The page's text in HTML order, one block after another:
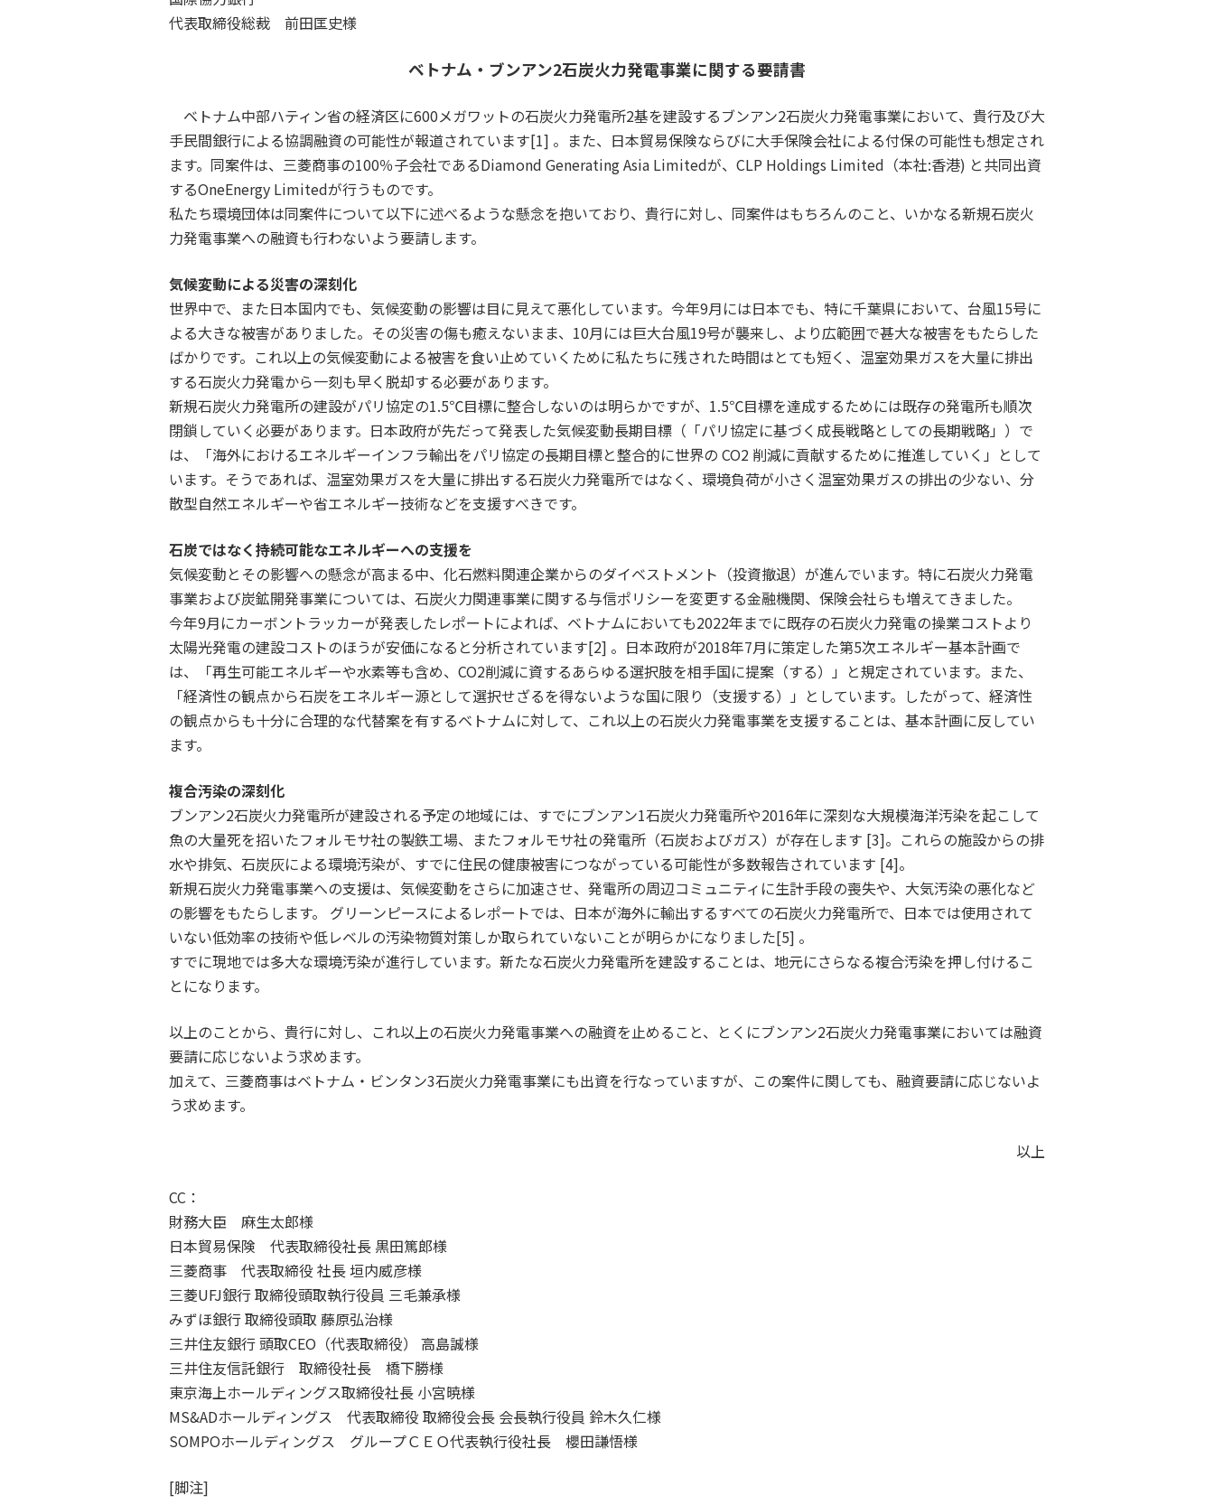
代表取締役総裁 前田匡史様
ベトナム・ブンアン2石炭火力発電事業に関する要請書
ベトナム中部ハティン省の経済区に600メガワットの石炭火力発電所2基を建設するブンアン2石炭火力発電事業において、貴行及び大
手民間銀行による協調融資の可能性が報道されています[1] 。また、日本貿易保険ならびに大手保険会社による付保の可能性も想定され
ます。同案件は、三菱商事の100％子会社であるDiamond Generating Asia Limitedが、CLP Holdings Limited（本社:香港) と共同出資
するOneEnergy Limitedが行うものです。
私たち環境団体は同案件について以下に述べるような懸念を抱いており、貴行に対し、同案件はもちろんのこと、いかなる新規石炭火
力発電事業への融資も行わないよう要請します。
気候変動による災害の深刻化
世界中で、また日本国内でも、気候変動の影響は目に見えて悪化しています。今年9月には日本でも、特に千葉県において、台風15号に
よる大きな被害がありました。その災害の傷も癒えないまま、10月には巨大台風19号が襲来し、より広範囲で甚大な被害をもたらした
ばかりです。これ以上の気候変動による被害を食い止めていくために私たちに残された時間はとても短く、温室効果ガスを大量に排出
する石炭火力発電から一刻も早く脱却する必要があります。
新規石炭火力発電所の建設がパリ協定の1.5℃目標に整合しないのは明らかですが、1.5℃目標を達成するためには既存の発電所も順次
閉鎖していく必要があります。日本政府が先だって発表した気候変動長期目標（「パリ協定に基づく成長戦略としての長期戦略」）で
は、「海外におけるエネルギーインフラ輸出をパリ協定の長期目標と整合的に世界の CO2 削減に貢献するために推進していく」として
います。そうであれば、温室効果ガスを大量に排出する石炭火力発電所ではなく、環境負荷が小さく温室効果ガスの排出の少ない、分
散型自然エネルギーや省エネルギー技術などを支援すべきです。
石炭ではなく持続可能なエネルギーへの支援を
気候変動とその影響への懸念が高まる中、化石燃料関連企業からのダイベストメント（投資撤退）が進んでいます。特に石炭火力発電
事業および炭鉱開発事業については、石炭火力関連事業に関する与信ポリシーを変更する金融機関、保険会社らも増えてきました。
今年9月にカーボントラッカーが発表したレポートによれば、ベトナムにおいても2022年までに既存の石炭火力発電の操業コストより
太陽光発電の建設コストのほうが安価になると分析されています[2] 。日本政府が2018年7月に策定した第5次エネルギー基本計画で
は、「再生可能エネルギーや水素等も含め、CO2削減に資するあらゆる選択肢を相手国に提案（する）」と規定されています。また、
「経済性の観点から石炭をエネルギー源として選択せざるを得ないような国に限り（支援する）」としています。したがって、経済性
の観点からも十分に合理的な代替案を有するベトナムに対して、これ以上の石炭火力発電事業を支援することは、基本計画に反してい
ます。
複合汚染の深刻化
ブンアン2石炭火力発電所が建設される予定の地域には、すでにブンアン1石炭火力発電所や2016年に深刻な大規模海洋汚染を起こして
魚の大量死を招いたフォルモサ社の製鉄工場、またフォルモサ社の発電所（石炭およびガス）が存在します [3]。これらの施設からの排
水や排気、石炭灰による環境汚染が、すでに住民の健康被害につながっている可能性が多数報告されています [4]。
新規石炭火力発電事業への支援は、気候変動をさらに加速させ、発電所の周辺コミュニティに生計手段の喪失や、大気汚染の悪化など
の影響をもたらします。 グリーンピースによるレポートでは、日本が海外に輸出するすべての石炭火力発電所で、日本では使用されて
いない低効率の技術や低レベルの汚染物質対策しか取られていないことが明らかになりました[5] 。
すでに現地では多大な環境汚染が進行しています。新たな石炭火力発電所を建設することは、地元にさらなる複合汚染を押し付けるこ
とになります。
以上のことから、貴行に対し、これ以上の石炭火力発電事業への融資を止めること、とくにブンアン2石炭火力発電事業においては融資
要請に応じないよう求めます。
加えて、三菱商事はベトナム・ビンタン3石炭火力発電事業にも出資を行なっていますが、この案件に関しても、融資要請に応じないよ
う求めます。
以上
CC：
財務大臣 麻生太郎様
日本貿易保険 代表取締役社長 黒田篤郎様
三菱商事 代表取締役 社長 垣内威彦様
三菱UFJ銀行 取締役頭取執行役員 三毛兼承様
みずほ銀行 取締役頭取 藤原弘治様
三井住友銀行 頭取CEO（代表取締役） 高島誠様
三井住友信託銀行 取締役社長 橋下勝様
東京海上ホールディングス取締役社長 小宮暁様
MS&ADホールディングス 代表取締役 取締役会長 会長執行役員 鈴木久仁様
SOMPOホールディングス グループＣＥＯ代表執行役社長 櫻田謙悟様
[脚注]